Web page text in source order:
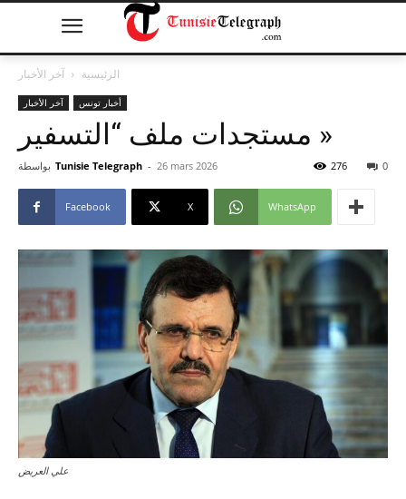
الرئيسية آخر الأخبار
آخر الأخبار أخبار تونس
مستجدات ملف “التسفير »
بواسطة Tunisie Telegraph - 26 mars 2026 0
276
Facebook X WhatsApp
علي العريض